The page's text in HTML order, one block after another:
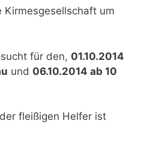
um
für den, 01.10.2014
und 06.10.2014 ab 10
fleißigen Helfer ist